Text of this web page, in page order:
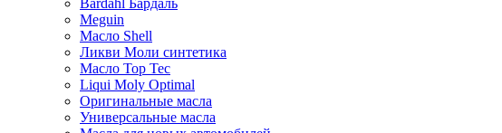
Bardahl Бардаль
Meguin
Масло Shell
Ликви Моли синтетика
Масло Top Tec
Liqui Moly Optimal
Оригинальные масла
Универсальные масла